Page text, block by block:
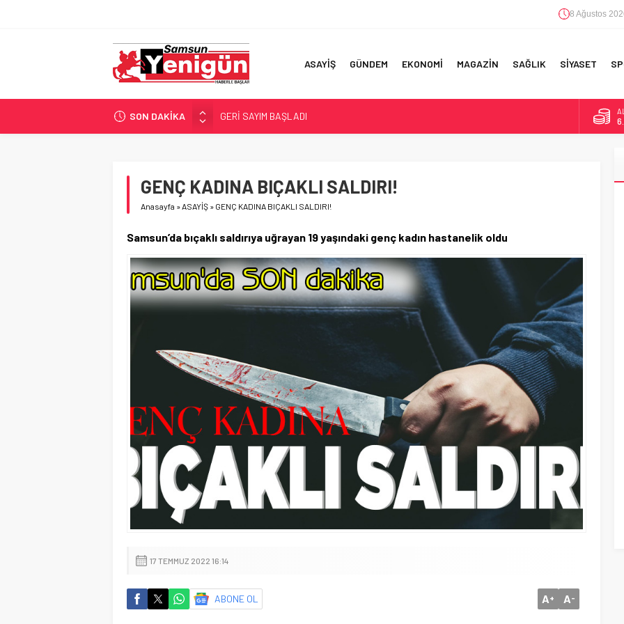
8 Ağustos
ASAYİŞ GÜNDEM EKONOMİ MAGAZİN SAĞLIK SİYASET
SON DAKİKA
GERİ SAYIM BAŞLADI
SAMSUNSPOR’DA HEDEF 5’İNCİLİK!
İŞTE FINDIK FİYATI!
YÖNETİCİ SEÇERKEN YAPILAN EN BÜYÜK HATALAR
GENÇ KADINA BIÇAKLI SALDIRI!
Anasayfa »ASAYİŞ » GENÇ KADINA BIÇAKLI SALDIRI!
Samsun’da bıçaklı saldırıya uğrayan 19 yaşındaki genç kadın hastanelik oldu
17 TEMMUZ 2022 16:14
ABONE OL A+ A-